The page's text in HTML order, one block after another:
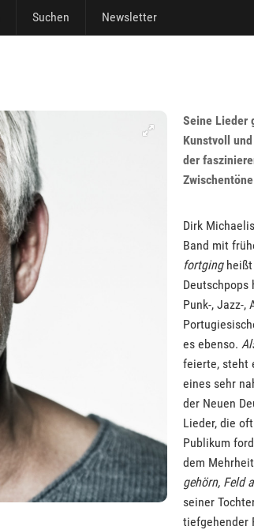
Suchen Newsletter
Seine Lieder
Kunstvoll
der
Dirk
Band mit
fortgingheißt
Deutschpops
Punk-, Jazz-,
es ebenso.
feierte, steht
eines sehr
der Neuen
Lieder, die
Publikum
dem
gehörn, Feld
seiner
tiefgehender